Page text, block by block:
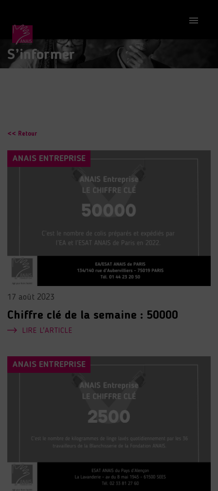

S’informer
<< Retour
ANAIS ENTREPRISE
17 août 2023
Chiffre clé de la semaine : 50000
LIRE L'ARTICLE
ANAIS ENTREPRISE